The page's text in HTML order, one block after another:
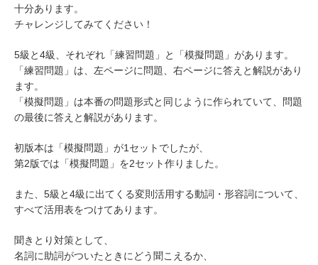
十分あります。
チャレンジしてみてください！
5級と4級、それぞれ「練習問題」と「模擬問題」があります。
「練習問題」は、左ページに問題、右ページに答えと解説があり
ます。
「模擬問題」は本番の問題形式と同じように作られていて、問題
の最後に答えと解説があります。
初版本は「模擬問題」が1セットでしたが、
第2版では「模擬問題」を2セット作りました。
また、5級と4級に出てくる変則活用する動詞・形容詞について、
すべて活用表をつけてあります。
聞きとり対策として、
名詞に助詞がついたときにどう聞こえるか、